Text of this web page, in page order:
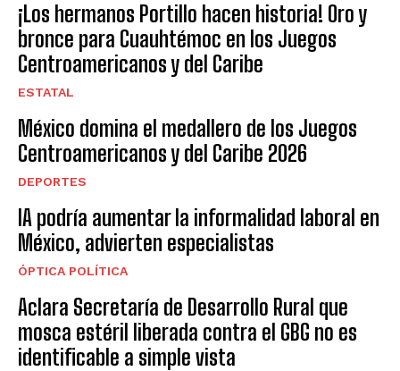
¡Los hermanos Portillo hacen historia! Oro y
bronce para Cuauhtémoc en los Juegos
Centroamericanos y del Caribe
ESTATAL
México domina el medallero de los Juegos
Centroamericanos y del Caribe 2026
DEPORTES
IA podría aumentar la informalidad laboral en
México, advierten especialistas
ÓPTICA POLÍTICA
Aclara Secretaría de Desarrollo Rural que
mosca estéril liberada contra el GBG no es
identificable a simple vista